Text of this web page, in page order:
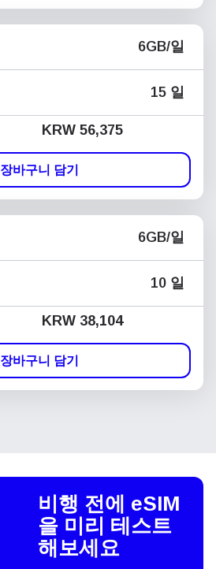
6GB/일
15 일
KRW 56,375
장바구니 담기
6GB/일
10 일
KRW 38,104
장바구니 담기
비행 전에 eSIM
을 미리 테스트
해보세요